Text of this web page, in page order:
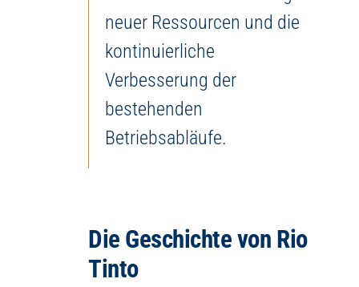
neuer Ressourcen und die
kontinuierliche
Verbesserung der
bestehenden
Betriebsabläufe.
Die Geschichte von Rio
Tinto